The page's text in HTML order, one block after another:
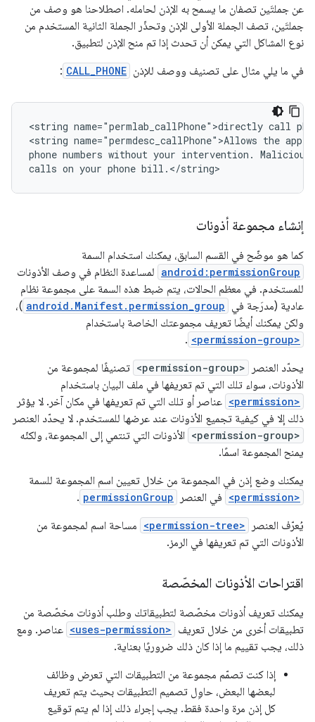
عن جملتَين تصفان ما يسمح به الإذن لحامله. اصطلاحنا هو وصف من
جملتَين، تصف الجملة الأولى الإذن وتحذّر الجملة الثانية المستخدم من
نوع المشاكل التي يمكن أن تحدث إذا تم منح الإذن لتطبيق.
في ما يلي مثال على تصنيف ووصف للإذن CALL_PHONE
:
<string name="permlab_callPhone">directly call
<string name="permdesc_callPhone">Allows the app
phone numbers without your intervention. Malicious
calls on your phone bill.</string>
إنشاء مجموعة أذونات
كما هو موضّح في القسم السابق، يمكنك استخدام السمة
android:permissionGroup لمساعدة النظام في وصف الأذونات
للمستخدم. في معظم الحالات، يتم ضبط هذه السمة على مجموعة نظام
عادية (مدرَجة في android.Manifest.permission_group )،
ولكن يمكنك أيضًا تعريف مجموعتك الخاصة باستخدام
<permission-group>
.
يحدّد العنصر
<permission-group> تصنيفًا لمجموعة من
الأذونات، سواء تلك التي تم تعريفها في ملف البيان باستخدام
<permission> عناصر أو تلك التي تم تعريفها في مكان آخر. لا يؤثر
ذلك إلا في كيفية تجميع الأذونات عند عرضها للمستخدم. لا يحدّد العنصر
<permission-group> الأذونات التي تنتمي إلى المجموعة، ولكنّه
يمنح المجموعة اسمًا.
يمكنك وضع إذن في المجموعة من خلال تعيين اسم المجموعة للسمة
<permission> في العنصر permissionGroup
.
يُعرّف العنصر
<permission-tree> مساحة اسم لمجموعة من
الأذونات التي تم تعريفها في الرمز.
اقتراحات الأذونات المخصّصة
يمكنك تعريف أذونات مخصّصة لتطبيقاتك وطلب أذونات مخصّصة من
تطبيقات أخرى من خلال تعريف <uses-permission> عناصر. ومع
ذلك، يجب تقييم ما إذا كان ذلك ضروريًا بعناية.
إذا كنت تصمّم مجموعة من التطبيقات التي تعرض وظائف
لبعضها البعض، حاوِل تصميم التطبيقات بحيث يتم تعريف
كل إذن مرة واحدة فقط. يجب إجراء ذلك إذا لم يتم توقيع